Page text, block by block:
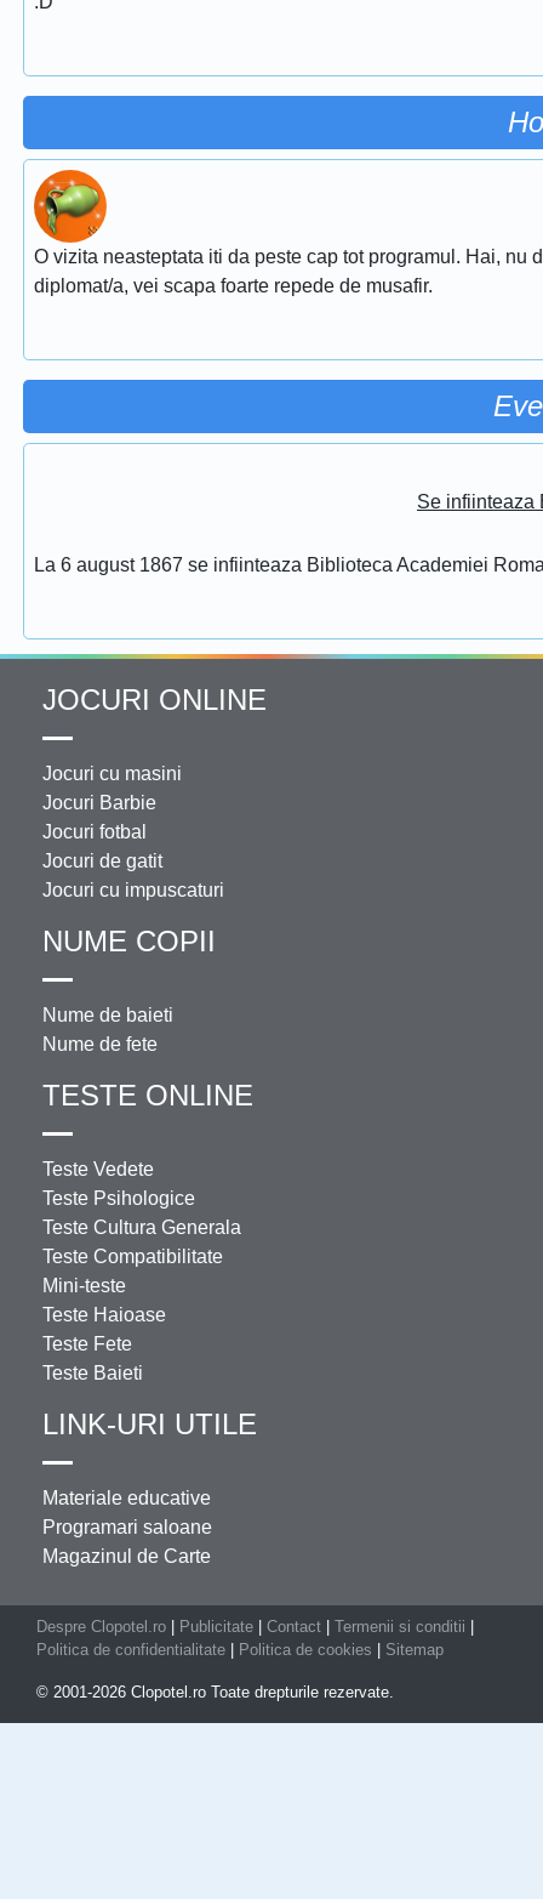
O vizita neasteptata iti da peste cap tot programul. Hai,
diplomat/a, vei scapa foarte repede de musafir.
Se infiinteaza
La 6 august 1867 se infiinteaza Biblioteca Academiei
JOCURI ONLINE
Jocuri cu masini
Jocuri Barbie
Jocuri fotbal
Jocuri de gatit
Jocuri cu impuscaturi
NUME COPII
Nume de baieti
Nume de fete
TESTE ONLINE
Teste Vedete
Teste Psihologice
Teste Cultura Generala
Teste Compatibilitate
Mini-teste
Teste Haioase
Teste Fete
Teste Baieti
LINK-URI UTILE
Materiale educative
Programari saloane
Magazinul de Carte
Despre Clopotel.ro Publicitate Contact Termenii si conditii
Politica de confidentialitate
Politica de cookies Sitemap
© 2001-2026 Clopotel.ro Toate drepturile rezervate.